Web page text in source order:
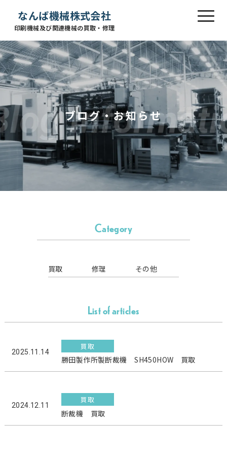
なんば機械株式会社
印刷機械及び関連機械の買取・修理
ブログ・お知らせ
Category
買取 修理 その他
List of articles
2025.11.14
買取
勝田製作所製断裁機 SH450HOW 買取
2024.12.11
買取
断裁機 買取